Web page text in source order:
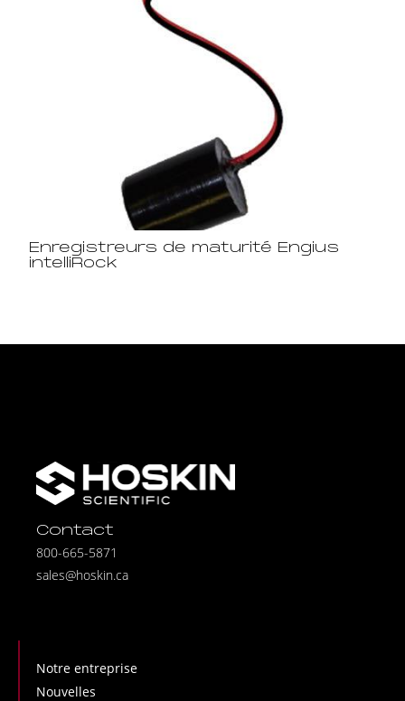
Enregistreurs de maturité Engius
intelliRock
Contact
800-665-5871
sales@hoskin.ca
Notre entreprise
Nouvelles